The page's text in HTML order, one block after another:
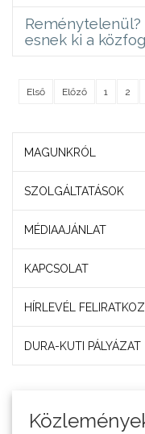
esnek ki a
Első Előző 1 2
MAGUNKRÓL
SZOLGÁLTATÁSOK
MÉDIAAJÁNLAT
KAPCSOLAT
HÍRLEVÉL
DURA-KUTI PÁLYÁZAT